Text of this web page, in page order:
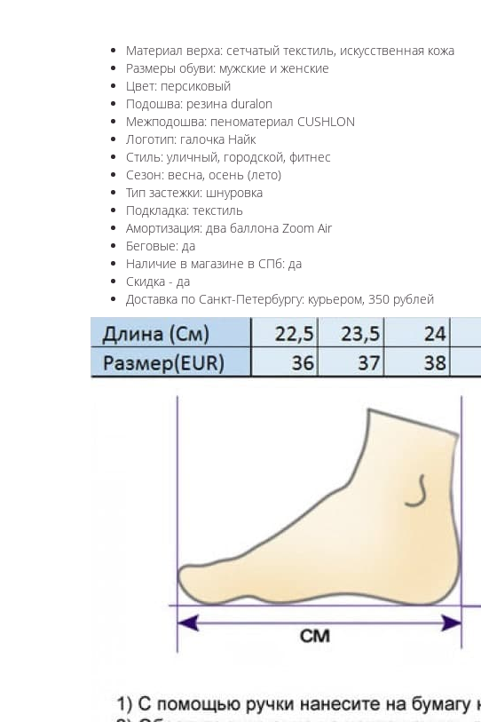
Материал верха: сетчатый текстиль, искусственная кожа
Размеры обуви: мужские и женские
Цвет: персиковый
Подошва: резина duralon
Межподошва: пеноматериал CUSHLON
Логотип: галочка Найк
Стиль: уличный, городской, фитнес
Сезон: весна, осень (лето)
Тип застежки: шнуровка
Подкладка: текстиль
Амортизация: два баллона Zoom Air
Беговые: да
Наличие в магазине в СПб: да
Скидка - да
Доставка по Санкт-Петербургу: курьером, 350 рублей